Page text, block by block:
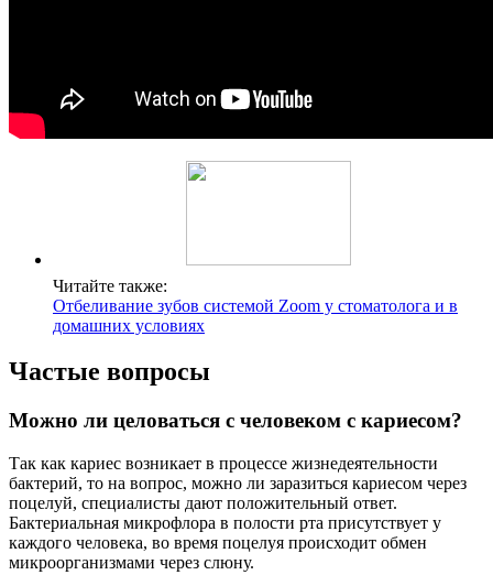
Читайте также:
Отбеливание зубов системой Zoom у стоматолога и в
домашних условиях
Частые вопросы
Можно ли целоваться с человеком с кариесом?
Так как кариес возникает в процессе жизнедеятельности
бактерий, то на вопрос, можно ли заразиться кариесом через
поцелуй, специалисты дают положительный ответ.
Бактериальная микрофлора в полости рта присутствует у
каждого человека, во время поцелуя происходит обмен
микроорганизмами через слюну.